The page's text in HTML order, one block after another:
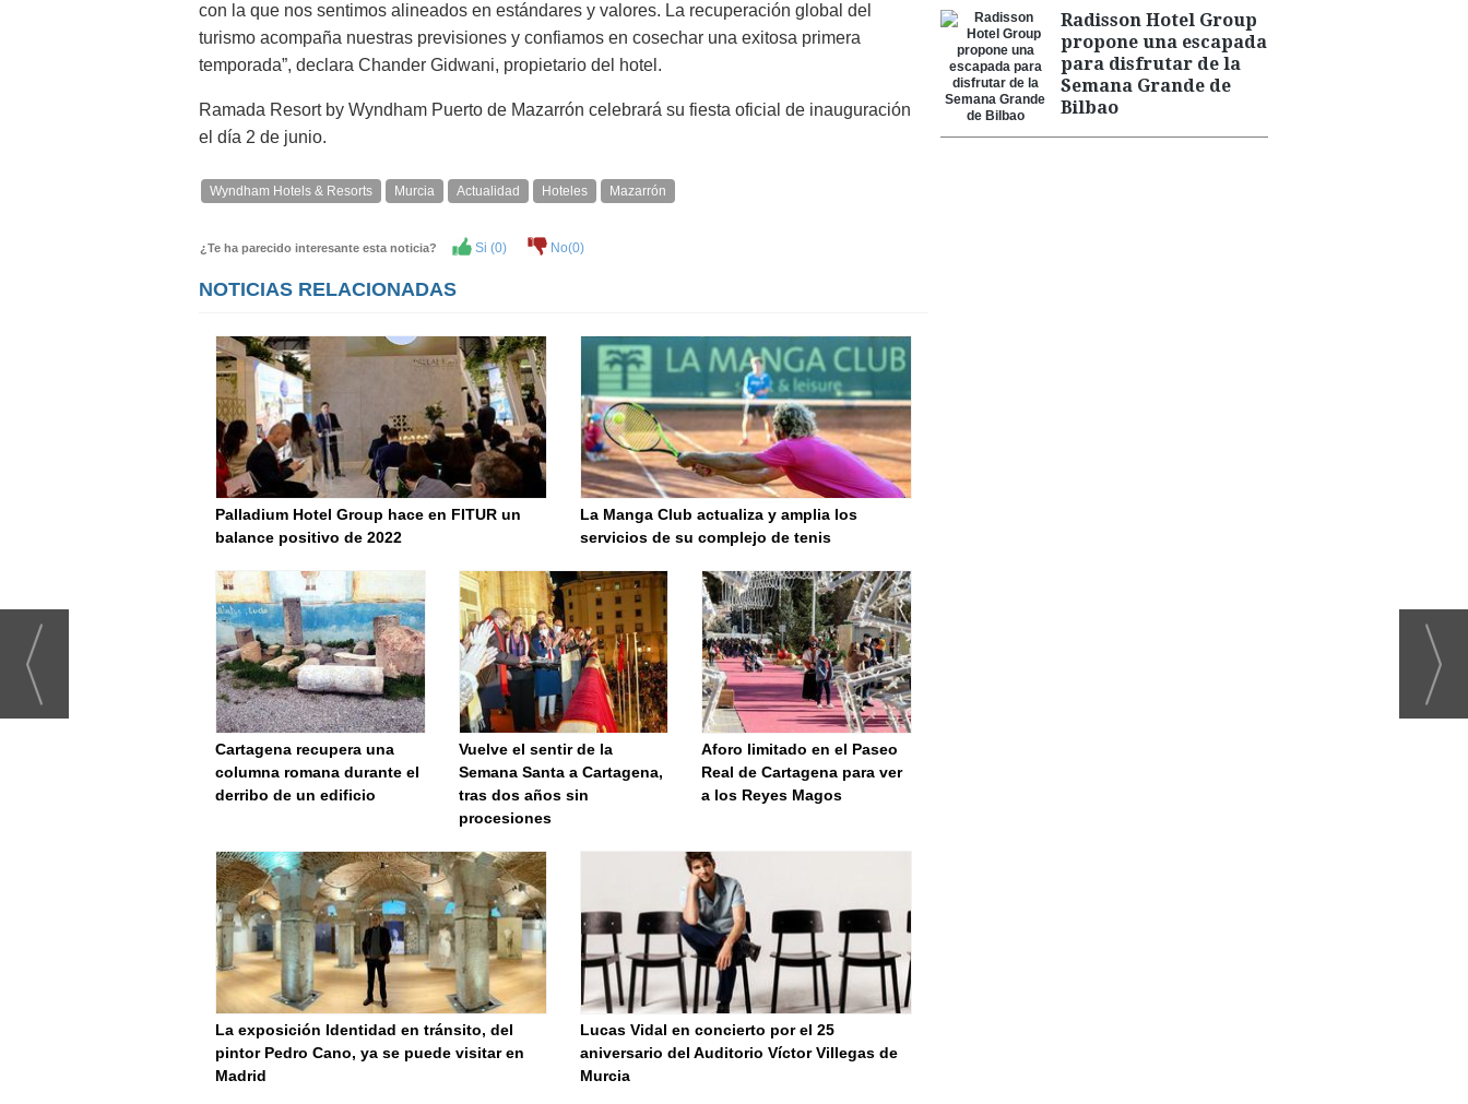
con la que nos sentimos alineados en estándares y valores. La recuperación global del
turismo acompaña nuestras previsiones y confiamos en cosechar una exitosa primera
temporada”, declara Chander Gidwani, propietario del hotel.
Ramada Resort by Wyndham Puerto de Mazarrón celebrará su fiesta oficial de inauguración
el día 2 de junio.
Wyndham Hotels & Resorts Murcia Actualidad Hoteles Mazarrón
¿Te ha parecido interesante esta noticia? Si (0) No(0)
NOTICIAS RELACIONADAS
Palladium Hotel Group hace en FITUR un
balance positivo de 2022
La Manga Club actualiza y amplia los
servicios de su complejo de tenis
Cartagena recupera una
columna romana durante el
derribo de un edificio
Vuelve el sentir de la
Semana Santa a Cartagena,
tras dos años sin
procesiones
Aforo limitado en el Paseo
Real de Cartagena para ver
a los Reyes Magos
La exposición Identidad en tránsito, del
pintor Pedro Cano, ya se puede visitar en
Madrid
Lucas Vidal en concierto por el 25
aniversario del Auditorio Víctor Villegas de
Murcia
Radisson Hotel Group
propone una escapada
para disfrutar de la
Semana Grande de
Bilbao